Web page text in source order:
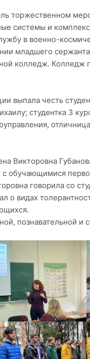
торжественном
системы и
в военно-
младшего
колледж. Колледж
выпала честь
студентка 3
Викторовна
обучающимися
говорила со
о видах
познавательной и